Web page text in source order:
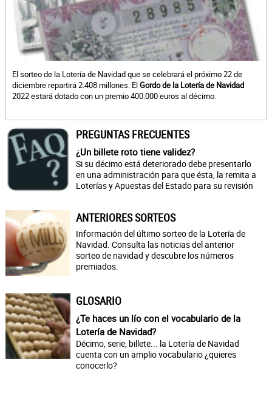
El sorteo de la Lotería de Navidad que se celebrará el próximo 22 de
diciembre repartirá 2.408 millones. ElGordo de la Lotería de Navidad
2022 estará dotado con un premio 400.000 euros al décimo.
PREGUNTAS FRECUENTES
¿Un billete roto tiene validez?
Si su décimo está deteriorado debe presentarlo
en una administración para que ésta, la remita a
Loterías y Apuestas del Estado para su revisión
ANTERIORES SORTEOS
Información del último sorteo de la Lotería de
Navidad. Consulta las noticias del anterior
sorteo de navidad y descubre los números
premiados.
GLOSARIO
¿Te haces un lío con el vocabulario de la
Lotería de Navidad?
Décimo, serie, billete... la Lotería de Navidad
cuenta con un amplio vocabulario ¿quieres
conocerlo?